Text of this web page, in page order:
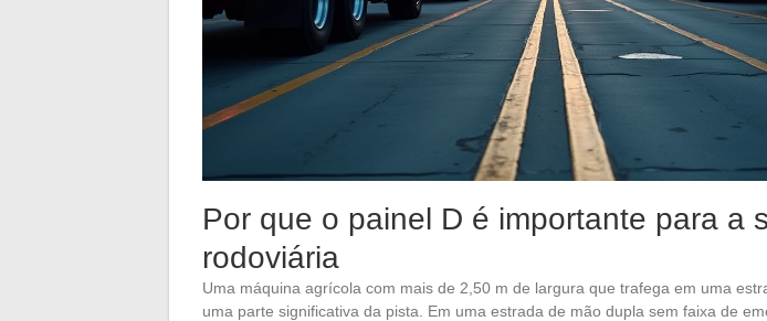
Por que o painel D é importante para a
rodoviária
Uma máquina agrícola com mais de 2,50 m de largura que trafega em uma
uma parte significativa da pista. Em uma estrada de mão dupla sem faixa de